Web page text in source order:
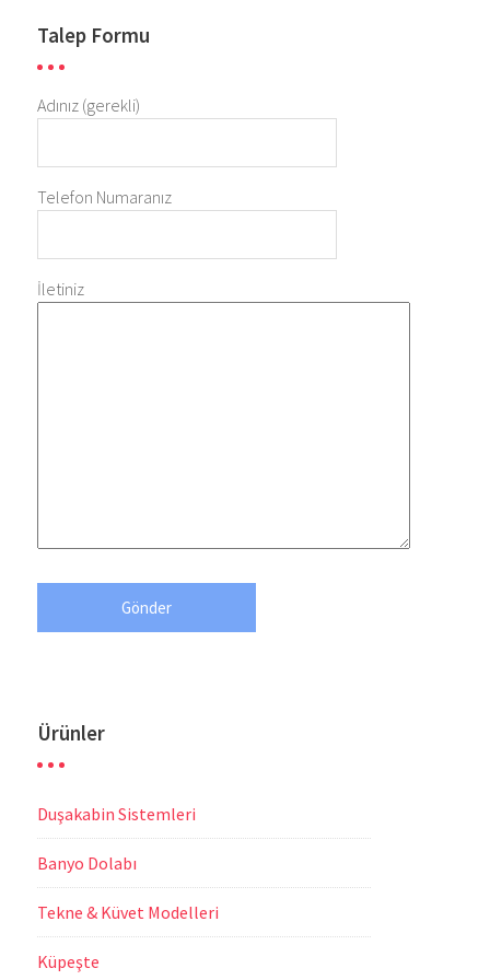
Talep Formu
Adınız (gerekli)
Telefon Numaranız
İletiniz
Ürünler
Duşakabin Sistemleri
Banyo Dolabı
Tekne & Küvet Modelleri
Küpeşte